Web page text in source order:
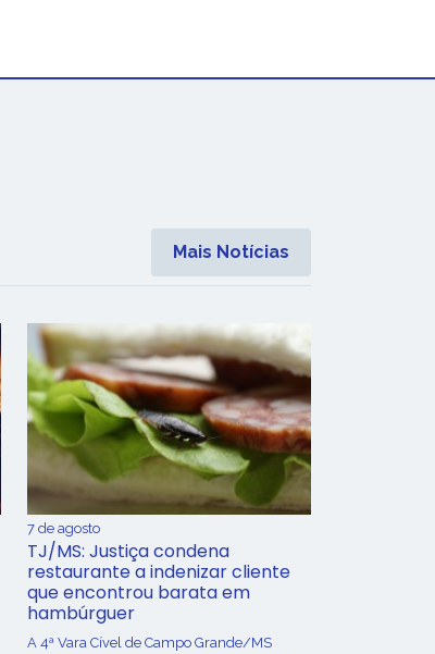
Mais Notícias
7 de agosto
TJ/MS: Justiça condena
restaurante a indenizar cliente
que encontrou barata em
hambúrguer
A 4ª Vara Cível de Campo Grande/MS